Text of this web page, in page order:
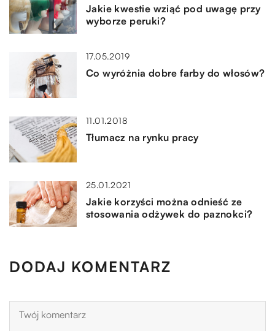
Jakie kwestie wziąć pod uwagę przy
wyborze peruki?
17.05.2019
Co wyróżnia dobre farby do włosów?
11.01.2018
Tłumacz na rynku pracy
25.01.2021
Jakie korzyści można odnieść ze
stosowania odżywek do paznokci?
DODAJ KOMENTARZ